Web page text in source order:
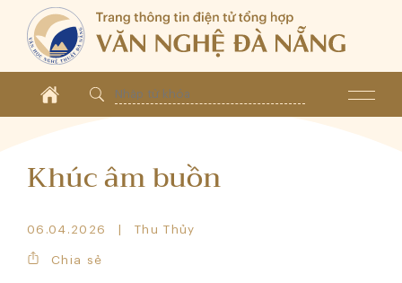
Khúc âm buồn
06.04.2026 Thu Thủy
Chia sẻ